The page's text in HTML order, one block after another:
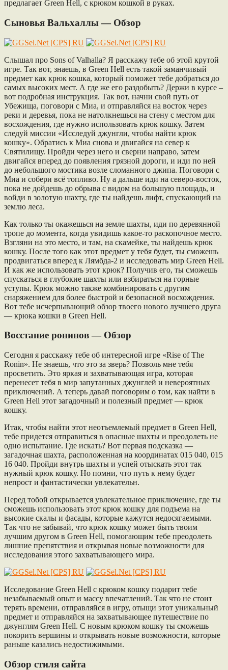
предлагает Green Hell, с крюком кошкой в руках.
Сыновья Вальхаллы — Обзор
Слышал про Sons of Valhalla? Я расскажу тебе об этой крутой
игре. Так вот, знаешь, в Green Hell есть такой заманчивый
предмет как крюк кошка, который поможет тебе добраться до
самых высоких мест. А где же его раздобыть? Держи в курсе –
вот подробная инструкция. Так вот, начни свой путь от
Убежища, поговори с Миа, и отправляйся на восток через
реки и деревья, пока не натолкнешься на стену с местом для
восхождения, где нужно использовать крюк кошку. Затем
следуй миссии «Исследуй джунгли, чтобы найти крюк
кошку». Обратись к Миа снова и двигайся на север к
Святилищу. Пройди через него и сверни направо, затем
двигайся вперед до появления грязной дороги, и иди по ней
до небольшого мостика возле сломанного джипа. Поговори с
Миа и собери всё топливо. Ну а дальше иди на северо-восток,
пока не дойдешь до обрыва с видом на большую площадь, и
войди в золотую шахту, где ты найдешь лифт, спускающий на
землю леса.
Как только ты окажешься на земле шахты, иди по деревянной
тропе до момента, когда увидишь какое-то раскопочное место.
Взгляни на это место, и там, на скамейке, ты найдешь крюк
кошку. После того как этот предмет у тебя будет, ты сможешь
продвигаться вперед к Лямбда-2 и исследовать мир Green Hell.
И как же использовать этот крюк? Получив его, ты сможешь
спускаться в глубокие шахты или взбираться на горные
уступы. Крюк можно также комбинировать с другим
снаряжением для более быстрой и безопасной восхождения.
Вот тебе исчерпывающий обзор твоего нового лучшего друга
— крюка кошки в Green Hell.
Восстание ронинов — Обзор
Сегодня я расскажу тебе об интересной игре «Rise of The
Ronin». Не знаешь, что это за зверь? Позволь мне тебя
просветить. Это яркая и захватывающая игра, которая
перенесет тебя в мир запутанных джунглей и невероятных
приключений. А теперь давай поговорим о том, как найти в
Green Hell этот загадочный и полезный предмет — крюк
кошку.
Итак, чтобы найти этот неотъемлемый предмет в Green Hell,
тебе придется отправиться в опасные шахты и преодолеть не
одно испытание. Где искать? Вот первая подсказка —
загадочная шахта, расположенная на координатах 015 040, 015
16 040. Пройди внутрь шахты и успей отыскать этот так
нужный крюк кошку. Но помни, что путь к нему будет
непрост и фантастически увлекательн.
Перед тобой открывается увлекательное приключение, где ты
сможешь использовать этот крюк кошку для подъема на
высокие скалы и фасады, которые кажутся недосягаемыми.
Так что не забывай, что крюк кошку может быть твоим
лучшим другом в Green Hell, помогающим тебе преодолеть
лишние препятствия и открывая новые возможности для
исследования этого захватывающего мира.
Исследование Green Hell с крюком кошку подарит тебе
незабываемый опыт и массу впечатлений. Так что не стоит
терять времени, отправляйся в игру, отыщи этот уникальный
предмет и отправляйся на захватывающее путешествие по
джунглям Green Hell. С новым крюком кошку ты сможешь
покорить вершины и открывать новые возможности, которые
раньше казались недостижимыми.
Обзор стиля сайта